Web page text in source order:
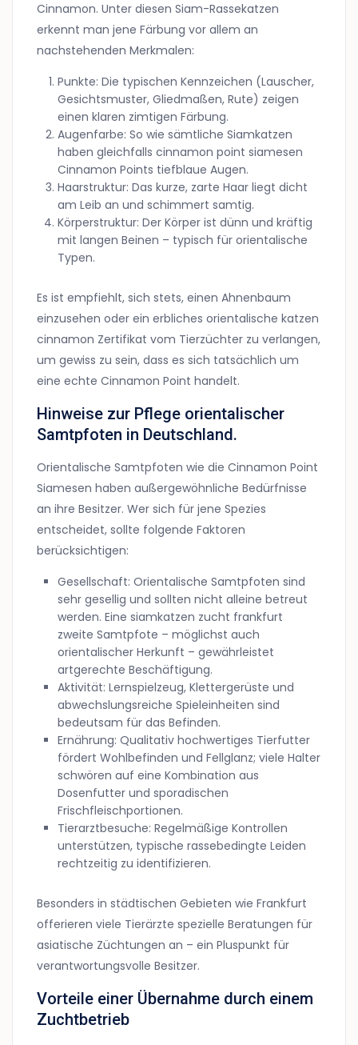
Cinnamon. Unter diesen Siam-Rassekatzen
erkennt man jene Färbung vor allem an
nachstehenden Merkmalen:
Punkte: Die typischen Kennzeichen (Lauscher,
Gesichtsmuster, Gliedmaßen, Rute) zeigen
einen klaren zimtigen Färbung.
Augenfarbe: So wie sämtliche Siamkatzen
haben gleichfalls cinnamon point siamesen
Cinnamon Points tiefblaue Augen.
Haarstruktur: Das kurze, zarte Haar liegt dicht
am Leib an und schimmert samtig.
Körperstruktur: Der Körper ist dünn und kräftig
mit langen Beinen – typisch für orientalische
Typen.
Es ist empfiehlt, sich stets, einen Ahnenbaum
einzusehen oder ein erbliches orientalische katzen
cinnamon Zertifikat vom Tierzüchter zu verlangen,
um gewiss zu sein, dass es sich tatsächlich um
eine echte Cinnamon Point handelt.
Hinweise zur Pflege orientalischer
Samtpfoten in Deutschland.
Orientalische Samtpfoten wie die Cinnamon Point
Siamesen haben außergewöhnliche Bedürfnisse
an ihre Besitzer. Wer sich für jene Spezies
entscheidet, sollte folgende Faktoren
berücksichtigen:
Gesellschaft: Orientalische Samtpfoten sind
sehr gesellig und sollten nicht alleine betreut
werden. Eine siamkatzen zucht frankfurt
zweite Samtpfote – möglichst auch
orientalischer Herkunft – gewährleistet
artgerechte Beschäftigung.
Aktivität: Lernspielzeug, Klettergerüste und
abwechslungsreiche Spieleinheiten sind
bedeutsam für das Befinden.
Ernährung: Qualitativ hochwertiges Tierfutter
fördert Wohlbefinden und Fellglanz; viele Halter
schwören auf eine Kombination aus
Dosenfutter und sporadischen
Frischfleischportionen.
Tierarztbesuche: Regelmäßige Kontrollen
unterstützen, typische rassebedingte Leiden
rechtzeitig zu identifizieren.
Besonders in städtischen Gebieten wie Frankfurt
offerieren viele Tierärzte spezielle Beratungen für
asiatische Züchtungen an – ein Pluspunkt für
verantwortungsvolle Besitzer.
Vorteile einer Übernahme durch einem
Zuchtbetrieb